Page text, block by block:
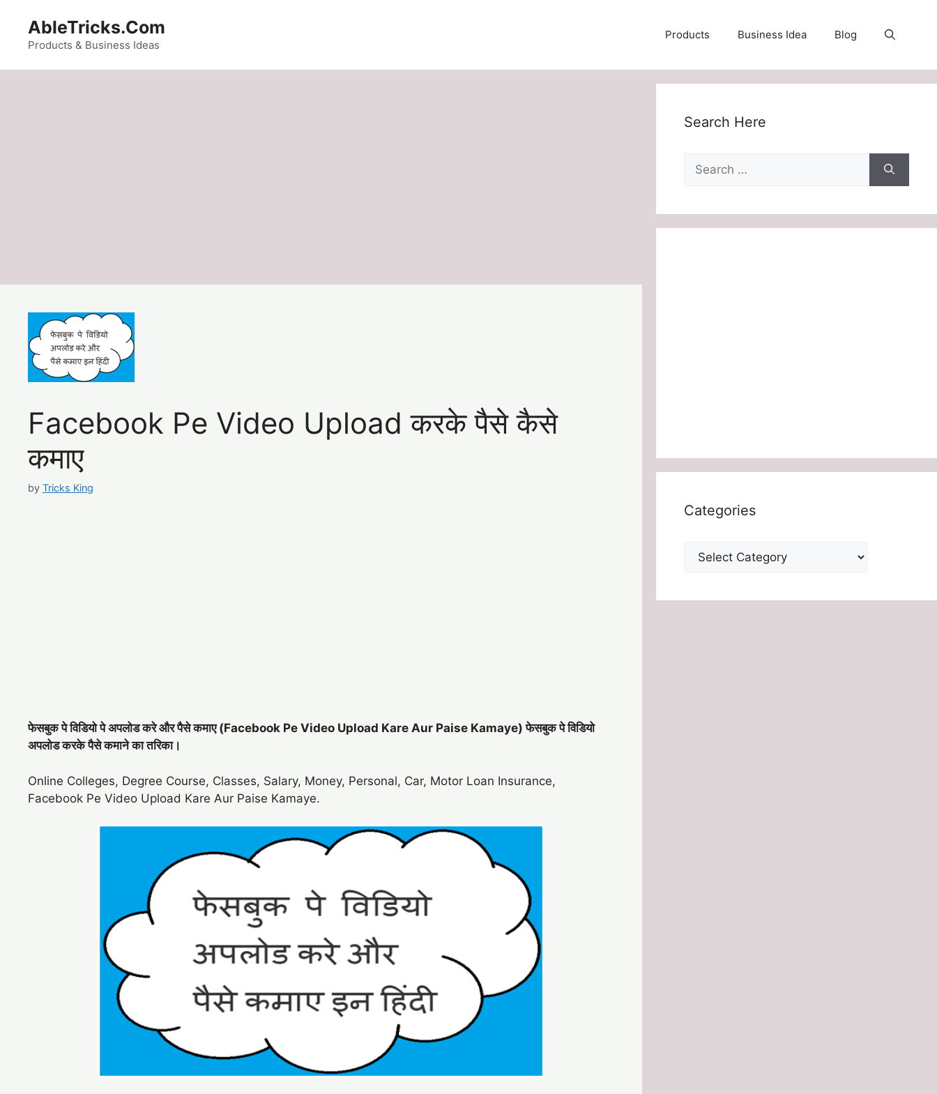
content
AbleTricks.Com
Products & Business Ideas
Products Business Idea Blog
Facebook Pe Video Upload करके पैसे कैसे
कमाए
by Tricks King
फेसबुक पे विडियो पे अपलोड करे और पैसे कमाए (Facebook Pe Video Upload Kare Aur Paise Kamaye) फेसबुक पे विडियो
अपलोड करके पैसे कमाने का तरिका।
Online Colleges, Degree Course, Classes, Salary, Money, Personal, Car, Motor Loan Insurance,
Facebook Pe Video Upload Kare Aur Paise Kamaye.
Search Here
Search
for:
Categories
Categories